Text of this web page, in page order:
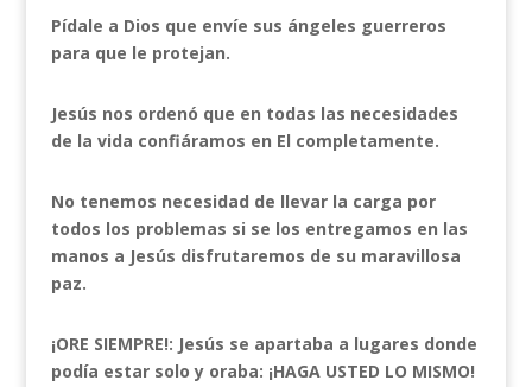
Pídale a Dios que envíe sus ángeles guerreros
para que le protejan.
Jesús nos ordenó que en todas las necesidades
de la vida confiáramos en El completamente.
No tenemos necesidad de llevar la carga por
todos los problemas si se los entregamos en las
manos a Jesús disfrutaremos de su maravillosa
paz.
¡ORE SIEMPRE!: Jesús se apartaba a lugares donde
podía estar solo y oraba: ¡HAGA USTED LO MISMO!